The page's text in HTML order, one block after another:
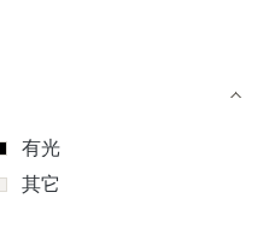
有光
其它